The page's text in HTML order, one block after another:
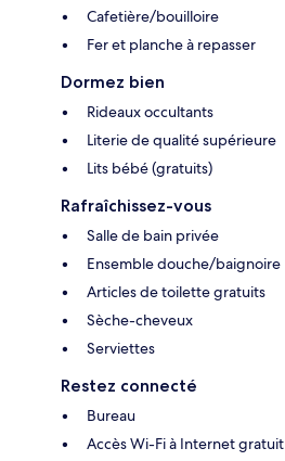
Cafetière/bouilloire
Fer et planche à repasser
Dormez bien
Rideaux occultants
Literie de qualité supérieure
Lits bébé (gratuits)
Rafraîchissez-vous
Salle de bain privée
Ensemble douche/baignoire
Articles de toilette gratuits
Sèche-cheveux
Serviettes
Restez connecté
Bureau
Accès Wi-Fi à Internet gratuit